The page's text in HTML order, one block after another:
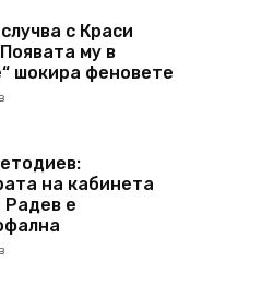
с Краси
му в
шокира феновете
на кабинета
Радев е